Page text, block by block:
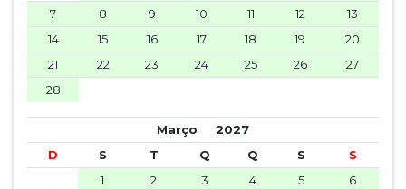
7
8 9 10 11 12
13
14
15 16 17 18 19
20
21
22 23 24 25 26
27
28
Março 2027
D
S T Q Q S
S
1
2 3 4 5
6